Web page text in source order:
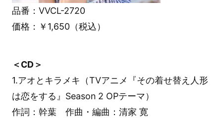
品番：VVCL-2720
価格：￥1,650（税込）
＜CD＞
1.アオとキラメキ（TVアニメ『その着せ替え人形
は恋をする』Season 2 OPテーマ）
作詞：幹葉 作曲・編曲：清家 寛